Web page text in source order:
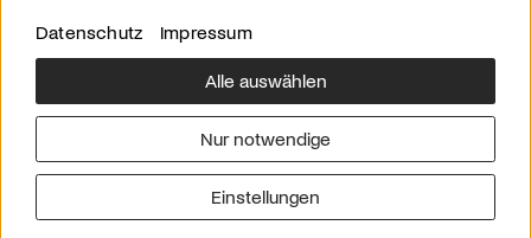
Über uns
Downloads
Werben
Impressum
Datenschutz Impressum
Alle auswählen
Nur notwendige
Einstellungen